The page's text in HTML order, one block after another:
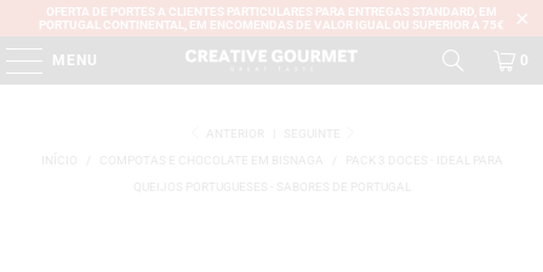
OFERTA DE PORTES A CLIENTES PARTICULARES PARA ENTREGAS STANDARD, EM
PORTUGAL CONTINENTAL, EM ENCOMENDAS DE VALOR IGUAL OU SUPERIOR A 75€
MENU 0
ANTERIOR
SEGUINTE
COMPOTAS E CHOCOLATE EM BISNAGA
PACK 3 DOCES - IDEAL PARA
QUEIJOS PORTUGUESES - SABORES DE PORTUGAL